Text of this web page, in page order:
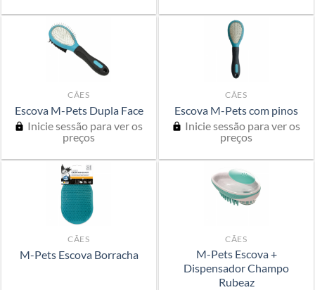
CÃES
Escova M-Pets Dupla Face
Inicie sessão para ver os
preços
CÃES
Escova M-Pets com pinos
Inicie sessão para ver os
preços
CÃES
M-Pets Escova Borracha
CÃES
M-Pets Escova +
Dispensador Champo
Rubeaz